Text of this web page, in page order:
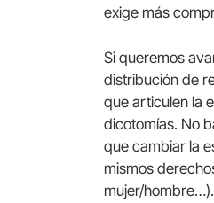
exige más
Si queremos
distribución de
que articulen la
dicotomías. No
que cambiar la
mismos
mujer/